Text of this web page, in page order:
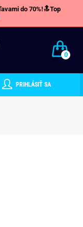
do 70%!🔝Top
0
PRIHLÁSIŤ SA